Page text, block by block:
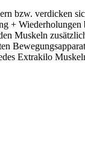
bzw. verdicken
+
Muskeln
Extrakilo